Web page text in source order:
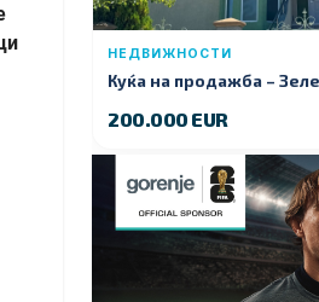
НЕДВИЖНОСТИ
Куќа на продажба –
200.000 EUR